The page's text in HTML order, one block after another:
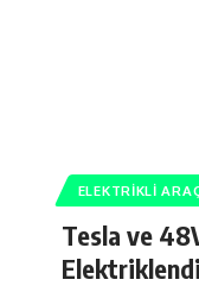
ELEKTRIKLI
Tesla ve